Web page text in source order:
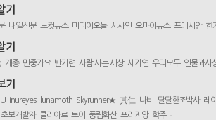
기
내일신문 노컷뉴스 미디어오늘 시사인 오마이뉴스 프레시안 한
기
개종 민중가요 반기련 사람 사는 세상 세기연 우리모두 인물과사
기
inureyes lunamoth Skyrunner★ 其仁 나비 달달한조박사 레
초보개발자 클리아르 토이 풍림화산 프리지앙 학주니